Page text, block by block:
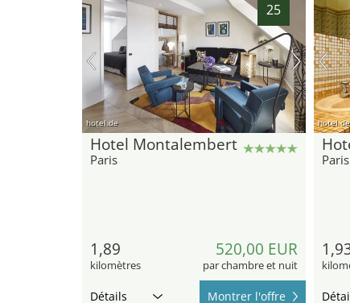
25
hotel.de
Hotel Montalembert
Paris
1,89
kilomètres
520,00 EUR
par chambre et nuit
Détails Montrer l'offre
hotel.de
Paris